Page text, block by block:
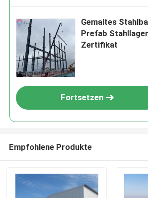
Gemaltes
Prefab
Zertifikat
Fortsetzen
Empfohlene Produkte